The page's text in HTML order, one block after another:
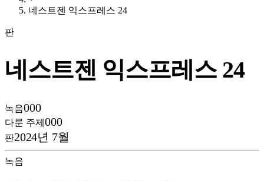
네스트젠 익스프레스 24
판
네스트젠 익스프레스 24
녹음000
다룬 주제 000
판2024년 7월
녹음